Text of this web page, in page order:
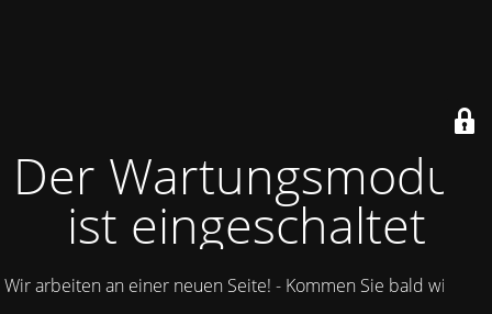
Der Wartungsmodus
ist eingeschaltet
Wir arbeiten an einer neuen Seite! - Kommen Sie bald wieder.